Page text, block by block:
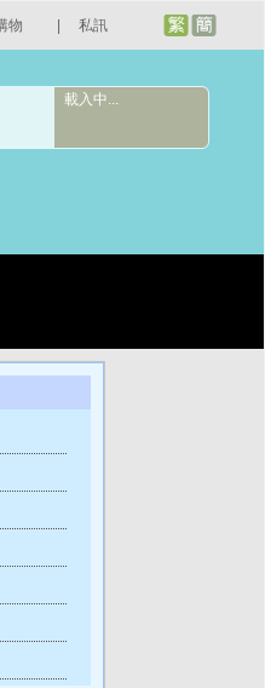
物 私訊
載入中...